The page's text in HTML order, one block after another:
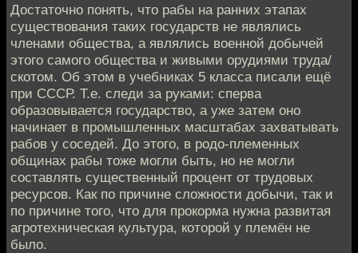
Достаточно понять, что рабы на ранних этапах
существования таких государств не являлись
членами общества, а являлись военной добычей
этого самого общества и живыми орудиями труда/
скотом. Об этом в учебниках 5 класса писали ещё
при СССР. Т.е. следи за руками: сперва
образовывается государство, а уже затем оно
начинает в промышленных масштабах захватывать
рабов у соседей. До этого, в родо-племенных
общинах рабы тоже могли быть, но не могли
составлять существенный процент от трудовых
ресурсов. Как по причине сложности добычи, так и
по причине того, что для прокорма нужна развитая
агротехническая культура, которой у племён не
было.